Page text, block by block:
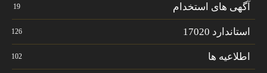
آگهی های استخدام 19
استاندارد 17020 126
اطلاعیه ها 102